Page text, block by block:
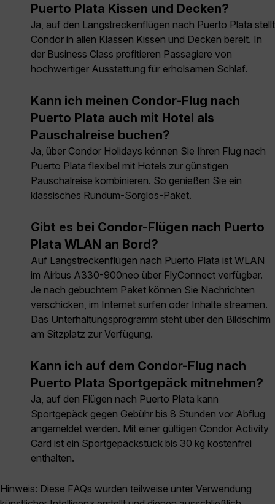
Puerto Plata Kissen und Decken?
Ja, auf den Langstreckenflügen nach Puerto Plata stellt
Condor in allen Klassen Kissen und Decken bereit. In
der Business Class profitieren Passagiere von
hochwertiger Ausstattung für erholsamen Schlaf.
Kann ich meinen Condor-Flug nach
Puerto Plata auch mit Hotel als
Pauschalreise buchen?
Ja, über Condor Holidays können Sie Ihren Flug nach
Puerto Plata flexibel mit Hotels zur günstigen
Pauschalreise kombinieren. So genießen Sie ein
klassisches Rundum-Sorglos-Paket.
Gibt es bei Condor-Flügen nach Puerto
Plata WLAN an Bord?
Auf Langstreckenflügen nach Puerto Plata ist WLAN
im Airbus A330-900neo über FlyConnect verfügbar.
Je nach gebuchtem Paket können Sie Nachrichten
verschicken, im Internet surfen oder Inhalte streamen.
Das Unterhaltungsprogramm steht über den Bildschirm
am Sitzplatz zur Verfügung.
Kann ich auf dem Condor-Flug nach
Puerto Plata Sportgepäck mitnehmen?
Ja, auf den Flügen nach Puerto Plata kann
Sportgepäck gegen Gebühr bis 8 Stunden vor Abflug
angemeldet werden. Mit einer gültigen Condor Activity
Card ist ein Sportgepäckstück bis 30 kg kostenfrei
enthalten.
Hinweis: Diese FAQs wurden teilweise unter Verwendung